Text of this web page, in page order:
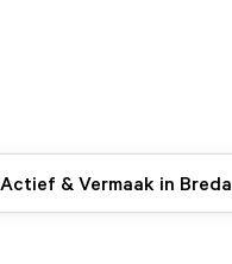
Actief & Vermaak in Breda